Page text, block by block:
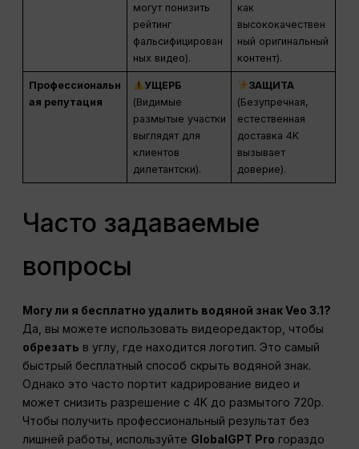
могут понизить
рейтинг
фальсифицирован
ных видео).
как
высококачествен
ный оригинальный
контент).
Профессиональн
ая репутация
УЩЕРБ
(Видимые
размытые участки
выглядят для
клиентов
дилетантски).
ЗАЩИТА
(Безупречная,
естественная
доставка 4K
вызывает
доверие).
Часто задаваемые
вопросы
Могу ли я бесплатно удалить водяной знак Veo 3.1?
Да, вы можете использовать видеоредактор, чтобы
обрезать в углу, где находится логотип. Это самый
быстрый бесплатный способ скрыть водяной знак.
Однако это часто портит кадрирование видео и
может снизить разрешение с 4K до размытого 720p.
Чтобы получить профессиональный результат без
лишней работы, используйте GlobalGPT Pro гораздо